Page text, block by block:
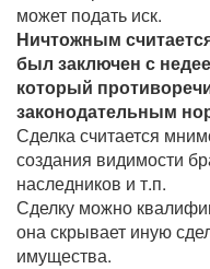
может подать иск.
Ничтожным
был заключен с
который
законодательным
Сделка считается
создания видимости
наследников и т.п.
Сделку можно
она скрывает иную
имущества.